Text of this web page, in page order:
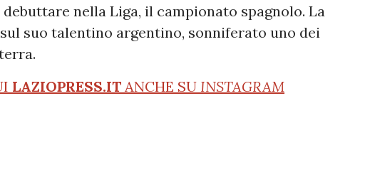
nella Liga, il campionato spagnolo. La
suo talentino argentino, sonniferato uno dei
LAZIOPRESS.IT ANCHE SU INSTAGRAM